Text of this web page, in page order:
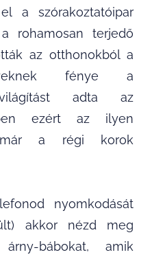
a szórakoztatóipar
rohamosan terjedő
az otthonokból a
fénye a
adta az
ezért az ilyen
már a régi korok
nyomkodását
akkor nézd meg
bábokat, amik